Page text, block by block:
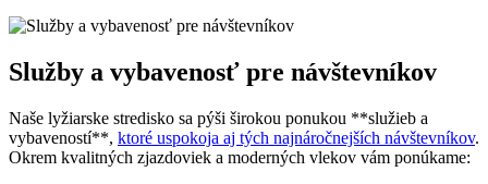
Služby a vybavenosť pre návštevníkov
Naše lyžiarske stredisko sa pýši širokou ponukou **služieb a
vybaveností**, ktoré uspokoja aj tých najnáročnejších návštevníkov.
Okrem kvalitných zjazdoviek a moderných vlekov vám ponúkame: